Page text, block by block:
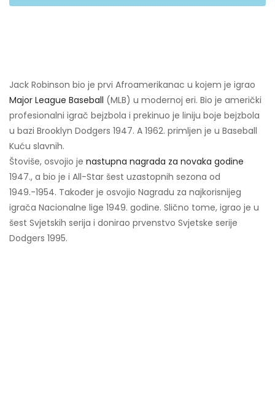
Jack Robinson bio je prvi Afroamerikanac u kojem je igrao
Major League Baseball (MLB) u modernoj eri. Bio je američki
profesionalni igrač bejzbola i prekinuo je liniju boje bejzbola
u bazi Brooklyn Dodgers 1947. A 1962. primljen je u Baseball
Kuću slavnih.
Štoviše, osvojio je nastupna nagrada za novaka godine
1947., a bio je i All-Star šest uzastopnih sezona od
1949.-1954. Također je osvojio Nagradu za najkorisnijeg
igrača Nacionalne lige 1949. godine. Slično tome, igrao je u
šest Svjetskih serija i donirao prvenstvo Svjetske serije
Dodgers 1995.